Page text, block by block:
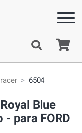
6504
Blue
para FORD